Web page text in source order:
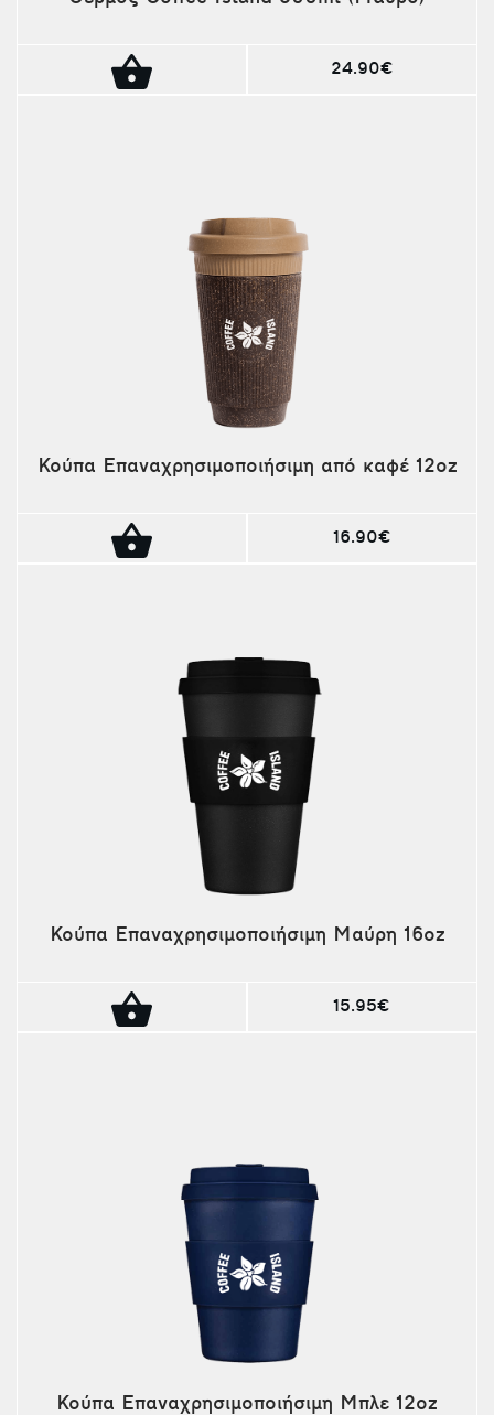
24.90€
Κούπα Επαναχρησιμοποιήσιμη από καφέ 12oz
16.90€
Κούπα Επαναχρησιμοποιήσιμη Μαύρη 16oz
15.95€
Κούπα Επαναχρησιμοποιήσιμη Μπλε 12oz